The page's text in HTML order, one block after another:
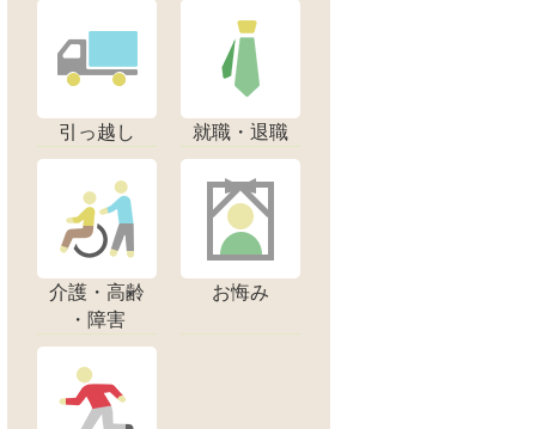
引っ越し 就職・退職
介護・高齢
・障害
お悔み